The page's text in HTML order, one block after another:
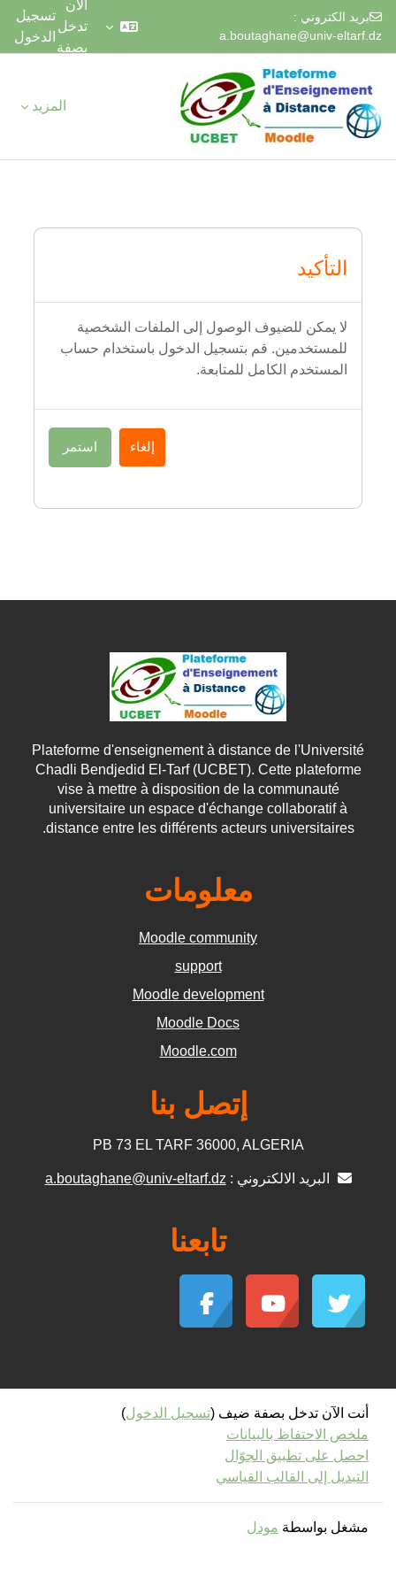
بريد الكتروني :
a.boutaghane@univ-eltarf.dz
الآن
تدخل
بصفة
تسجيل
الدخول
المزيد
التأكيد
لا يمكن للضيوف الوصول إلى الملفات الشخصية
للمستخدمين. قم بتسجيل الدخول باستخدام حساب
المستخدم الكامل للمتابعة.
إلغاء استمر
Plateforme d'enseignement à distance de l'Université
Chadli Bendjedid El-Tarf (UCBET). Cette plateforme
vise à mettre à disposition de la communauté
universitaire un espace d'échange collaboratif à
distance entre les différents acteurs universitaires.
معلومات
Moodle community
support
Moodle development
Moodle Docs
Moodle.com
إتصل بنا
PB 73 EL TARF 36000, ALGERIA
البريد الالكتروني : a.boutaghane@univ-eltarf.dz
تابعنا
أنت الآن تدخل بصفة ضيف (تسجيل الدخول)
ملخص الاحتفاظ بالبيانات
احصل على تطبيق الجوّال
التبديل إلى القالب القياسي
مشغل بواسطة مودل